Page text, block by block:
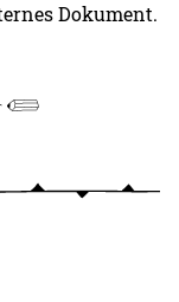
Dokument.